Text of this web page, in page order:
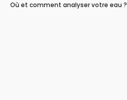
Où et comment analyser votre eau ?